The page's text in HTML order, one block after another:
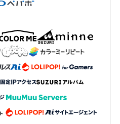
し、第１項に基づく参
必要な資料の提出を求
。申込者は、当社から
れた場合には、速やか
提出するものとしま
は参加契約を取り消す